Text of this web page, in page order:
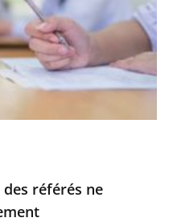
des référés ne